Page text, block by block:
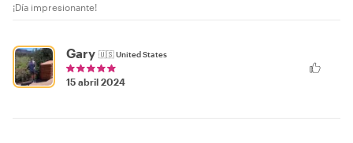
¡Día impresionante!
Gary 🇺🇸United States
15 abril 2024